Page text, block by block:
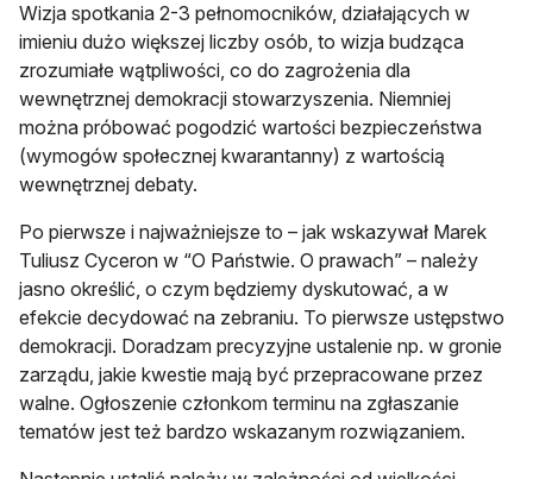
Wizja spotkania 2-3 pełnomocników, działających w
imieniu dużo większej liczby osób, to wizja budząca
zrozumiałe wątpliwości, co do zagrożenia dla
wewnętrznej demokracji stowarzyszenia. Niemniej
można próbować pogodzić wartości bezpieczeństwa
(wymogów społecznej kwarantanny) z wartością
wewnętrznej debaty.
Po pierwsze i najważniejsze to – jak wskazywał Marek
Tuliusz Cyceron w “O Państwie. O prawach” – należy
jasno określić, o czym będziemy dyskutować, a w
efekcie decydować na zebraniu. To pierwsze ustępstwo
demokracji. Doradzam precyzyjne ustalenie np. w gronie
zarządu, jakie kwestie mają być przepracowane przez
walne. Ogłoszenie członkom terminu na zgłaszanie
tematów jest też bardzo wskazanym rozwiązaniem.